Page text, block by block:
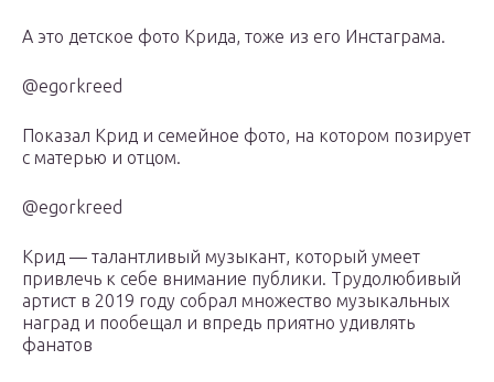
А это детское фото Крида, тоже из его Инстаграма.
@egorkreed
Показал Крид и семейное фото, на котором позирует
с матерью и отцом.
@egorkreed
Крид — талантливый музыкант, который умеет
привлечь к себе внимание публики. Трудолюбивый
артист в 2019 году собрал множество музыкальных
наград и пообещал и впредь приятно удивлять
фанатов